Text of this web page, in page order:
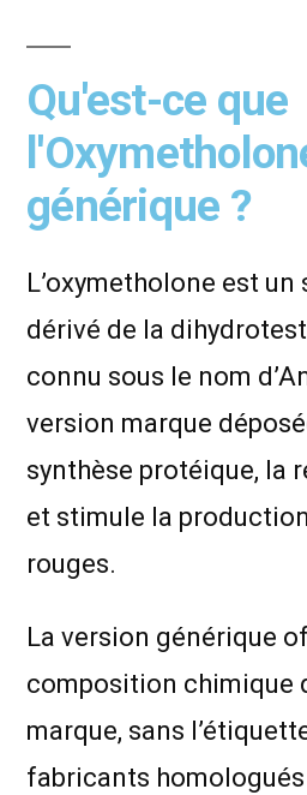
Qu'est-ce que
générique ?
L’oxymetholone est
dérivé de la
connu sous le nom
version marque
synthèse protéique, la
et stimule la
rouges.
La version générique
composition chimique
marque, sans
fabricants